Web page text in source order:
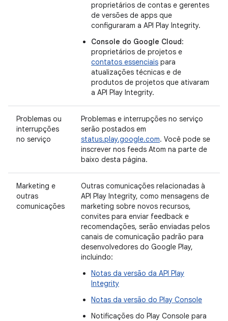
proprietários de contas e gerentes
de versões de apps que
configuraram a API Play Integrity.
Console do Google Cloud:
proprietários de projetos e
contatos essenciais para
atualizações técnicas e de
produtos de projetos que ativaram
a API Play Integrity.
Problemas ou
interrupções
no serviço
Problemas e interrupções no serviço
serão postados em
status.play.google.com. Você pode se
inscrever nos feeds Atom na parte de
baixo desta página.
Marketing e
outras
comunicações
Outras comunicações relacionadas à
API Play Integrity, como mensagens de
marketing sobre novos recursos,
convites para enviar feedback e
recomendações, serão enviadas pelos
canais de comunicação padrão para
desenvolvedores do Google Play,
incluindo:
Notas da versão da API Play
Integrity
Notas da versão do Play Console
Notificações do Play Console para